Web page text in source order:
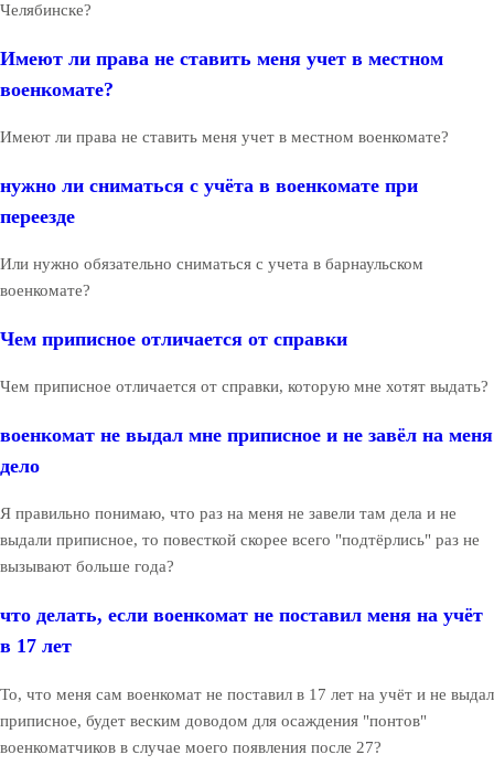
Челябинске?
Имеют ли права не ставить меня учет в местном
военкомате?
Имеют ли права не ставить меня учет в местном военкомате?
нужно ли сниматься с учёта в военкомате при
переезде
Или нужно обязательно сниматься с учета в барнаульском
военкомате?
Чем приписное отличается от справки
Чем приписное отличается от справки, которую мне хотят выдать?
военкомат не выдал мне приписное и не завёл на меня
дело
Я правильно понимаю, что раз на меня не завели там дела и не
выдали приписное, то повесткой скорее всего "подтёрлись" раз не
вызывают больше года?
что делать, если военкомат не поставил меня на учёт
в 17 лет
То, что меня сам военкомат не поставил в 17 лет на учёт и не выдал
приписное, будет веским доводом для осаждения "понтов"
военкоматчиков в случае моего появления после 27?